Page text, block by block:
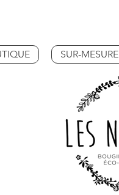
SUR-MESURE